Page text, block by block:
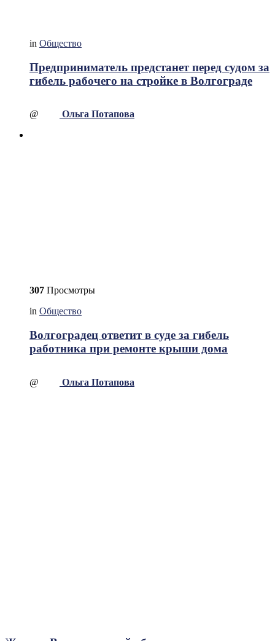
in Общество
Предприниматель предстанет перед судом за
гибель рабочего на стройке в Волгограде
@ Ольга Потапова
307 Просмотры
in Общество
Волгоградец ответит в суде за гибель
работника при ремонте крыши дома
@ Ольга Потапова